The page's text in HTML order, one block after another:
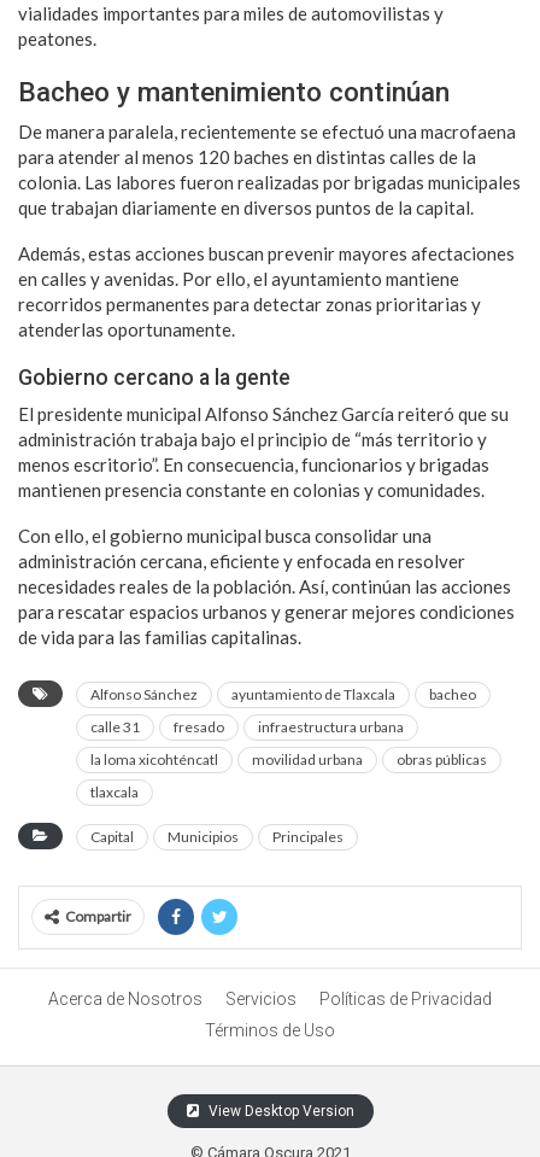
vialidades importantes para miles de automovilistas y
peatones.
Bacheo y mantenimiento continúan
De manera paralela, recientemente se efectuó una macrofaena
para atender al menos 120 baches en distintas calles de la
colonia. Las labores fueron realizadas por brigadas municipales
que trabajan diariamente en diversos puntos de la capital.
Además, estas acciones buscan prevenir mayores afectaciones
en calles y avenidas. Por ello, el ayuntamiento mantiene
recorridos permanentes para detectar zonas prioritarias y
atenderlas oportunamente.
Gobierno cercano a la gente
El presidente municipal Alfonso Sánchez García reiteró que su
administración trabaja bajo el principio de “más territorio y
menos escritorio”. En consecuencia, funcionarios y brigadas
mantienen presencia constante en colonias y comunidades.
Con ello, el gobierno municipal busca consolidar una
administración cercana, eficiente y enfocada en resolver
necesidades reales de la población. Así, continúan las acciones
para rescatar espacios urbanos y generar mejores condiciones
de vida para las familias capitalinas.
Alfonso Sánchez ayuntamiento de Tlaxcala
bacheo
calle 31
fresado
infraestructura urbana
la loma xicohténcatl
movilidad urbana
obras públicas
tlaxcala
Capital Municipios Principales
Compartir
Acerca de Nosotros Servicios
Políticas de Privacidad
Términos de Uso
View Desktop Version
© Cámara Oscura 2021